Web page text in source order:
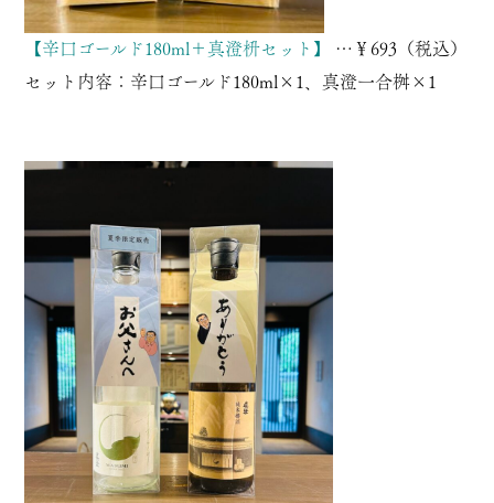
【辛口ゴールド180ml＋真澄枡セット】
…￥693（税込）
セット内容： 辛口ゴールド180ml ×1、真澄一合桝×1